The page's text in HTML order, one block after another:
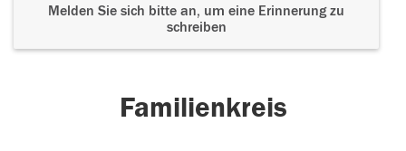
Melden Sie sich bitte an, um eine Erinnerung zu
schreiben
Familienkreis